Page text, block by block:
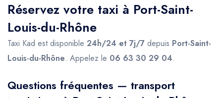
Réservez votre taxi à Port-Saint-
Louis-du-Rhône
Taxi Kad est disponible 24h/24 et 7j/7 depuis Port-Saint-
Louis-du-Rhône. Appelez le 06 63 30 29 04.
Questions fréquentes — transport